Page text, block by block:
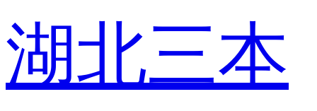
湖北三本